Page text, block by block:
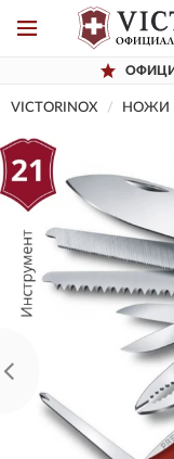
VICTORINOX НОЖИ